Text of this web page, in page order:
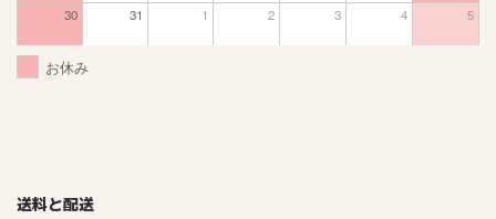
30 31 1 2 3 4 5
お休み
送料と配送